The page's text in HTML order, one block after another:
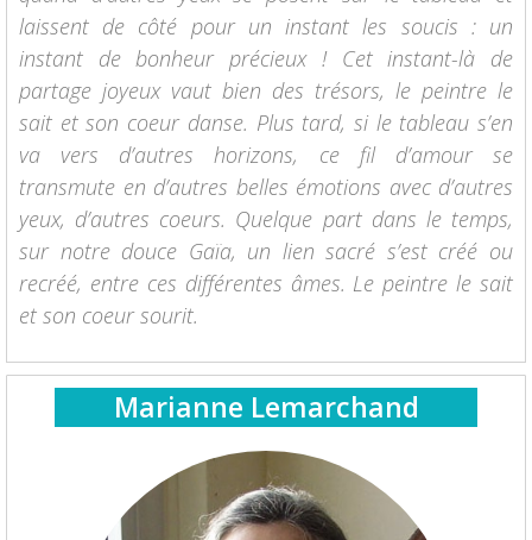
laissent de côté pour un instant les soucis : un
instant de bonheur précieux ! Cet instant-là de
partage joyeux vaut bien des trésors, le peintre le
sait et son coeur danse. Plus tard, si le tableau s’en
va vers d’autres horizons, ce fil d’amour se
transmute en d’autres belles émotions avec d’autres
yeux, d’autres coeurs. Quelque part dans le temps,
sur notre douce Gaïa, un lien sacré s’est créé ou
recréé, entre ces différentes âmes. Le peintre le sait
et son coeur sourit.
Marianne Lemarchand